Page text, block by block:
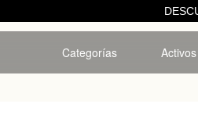
Categorías Activos